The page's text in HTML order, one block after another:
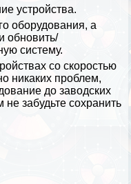
устройства.
оборудования, а
обновить/
систему.
со скоростью
никаких проблем,
до заводских
не забудьте сохранить